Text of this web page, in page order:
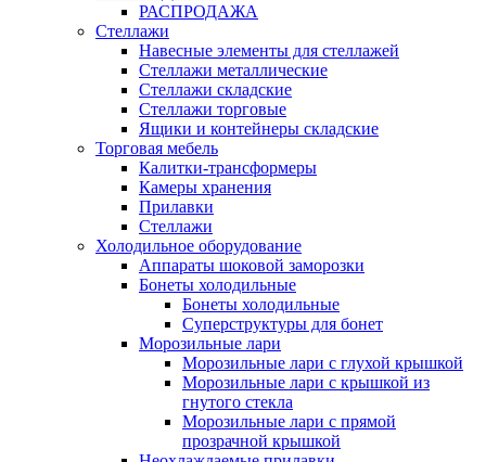
РАСПРОДАЖА
Стеллажи
Навесные элементы для стеллажей
Стеллажи металлические
Стеллажи складские
Стеллажи торговые
Ящики и контейнеры складские
Торговая мебель
Калитки-трансформеры
Камеры хранения
Прилавки
Стеллажи
Холодильное оборудование
Аппараты шоковой заморозки
Бонеты холодильные
Бонеты холодильные
Суперструктуры для бонет
Морозильные лари
Морозильные лари с глухой крышкой
Морозильные лари с крышкой из
гнутого стекла
Морозильные лари с прямой
прозрачной крышкой